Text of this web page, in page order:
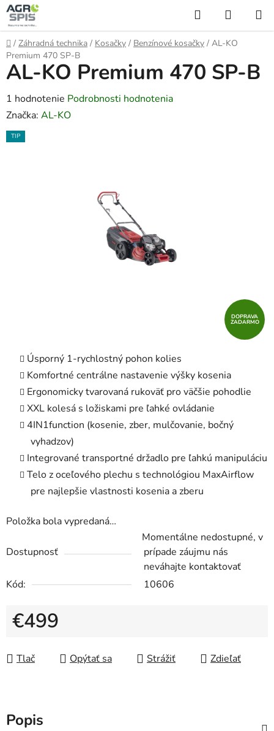
Prejsť
na
obsah
Hľadať
KOŠÍK
Domov
/ Záhradná technika / Kosačky / Benzínové kosačky / AL-KO
Premium 470 SP-B
Úsporný 1-rychlostný pohon kolies
Komfortné centrálne nastavenie výšky kosenia
Ergonomicky tvarovaná rukoväť pro väčšie pohodlie
XXL kolesá s ložiskami pre ľahké ovládanie
4IN1function (kosenie, zber, mulčovanie, bočný
vyhadzov)
Integrované transportné držadlo pre ľahkú manipuláciu
Telo z oceľového plechu s technológiou MaxAirflow
pre najlepšie vlastnosti kosenia a zberu
Položka bola vypredaná…
Dostupnosť
Momentálne nedostupné, v
prípade záujmu nás
neváhajte kontaktovať
Kód:
10606
€499
Tlač
Opýtať sa Strážiť Zdieľať
AL-KO Premium 470 SP-B
Priemerné
hodnotenie
produktu
1 hodnotenie Podrobnosti hodnotenia
Značka: AL-KO
TIP
DOPRAVA
ZADARMO
Popis